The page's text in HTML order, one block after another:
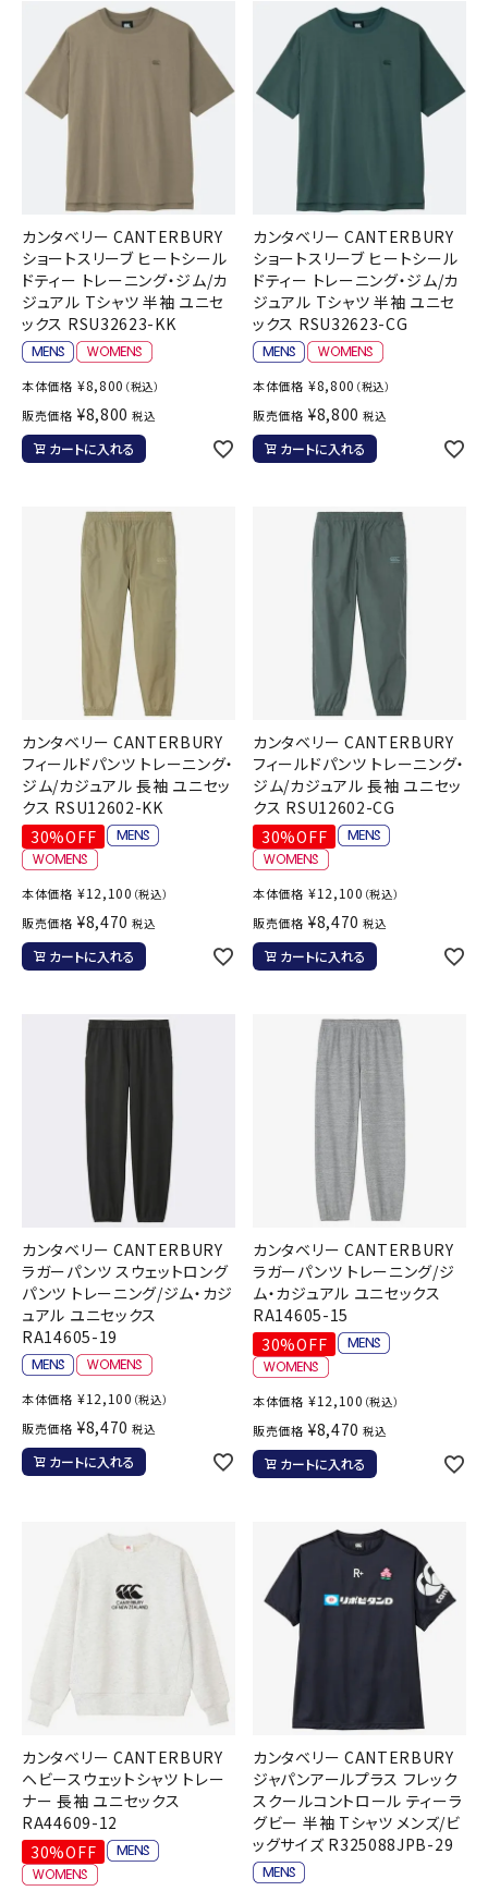
カンタベリー CANTERBURY
ショートスリーブ ヒートシール
ドティー トレーニング・ジム/カ
ジュアル Tシャツ 半袖 ユニセ
ックス RSU32623-KK
本体価格 ¥8,800 （税込）
販売価格 ¥8,800 税込
カートに入れる
カンタベリー CANTERBURY
ショートスリーブ ヒートシール
ドティー トレーニング・ジム/カ
ジュアル Tシャツ 半袖 ユニセ
ックス RSU32623-CG
本体価格 ¥8,800 （税込）
販売価格 ¥8,800 税込
カートに入れる
カンタベリー CANTERBURY
フィールドパンツ トレーニング・
ジム/カジュアル 長袖 ユニセッ
クス RSU12602-KK
30%OFF
本体価格 ¥12,100 （税込）
販売価格 ¥8,470 税込
カートに入れる
カンタベリー CANTERBURY
フィールドパンツ トレーニング・
ジム/カジュアル 長袖 ユニセッ
クス RSU12602-CG
30%OFF
本体価格 ¥12,100 （税込）
販売価格 ¥8,470 税込
カートに入れる
カンタベリー CANTERBURY
ラガーパンツ スウェットロング
パンツ トレーニング/ジム・カジ
ュアル ユニセックス
RA14605-19
本体価格 ¥12,100 （税込）
販売価格 ¥8,470 税込
カートに入れる
カンタベリー CANTERBURY
ラガーパンツ トレーニング/ジ
ム・カジュアル ユニセックス
RA14605-15
30%OFF
本体価格 ¥12,100 （税込）
販売価格 ¥8,470 税込
カートに入れる
カンタベリー CANTERBURY
ヘビースウェットシャツ トレー
ナー 長袖 ユニセックス
RA44609-12
30%OFF
カンタベリー CANTERBURY
ジャパンアールプラス フレック
スクールコントロール ティーラ
グビー 半袖 Tシャツ メンズ/ビ
ッグサイズ R325088JPB-29